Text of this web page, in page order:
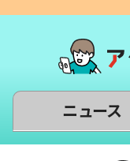
ニュース